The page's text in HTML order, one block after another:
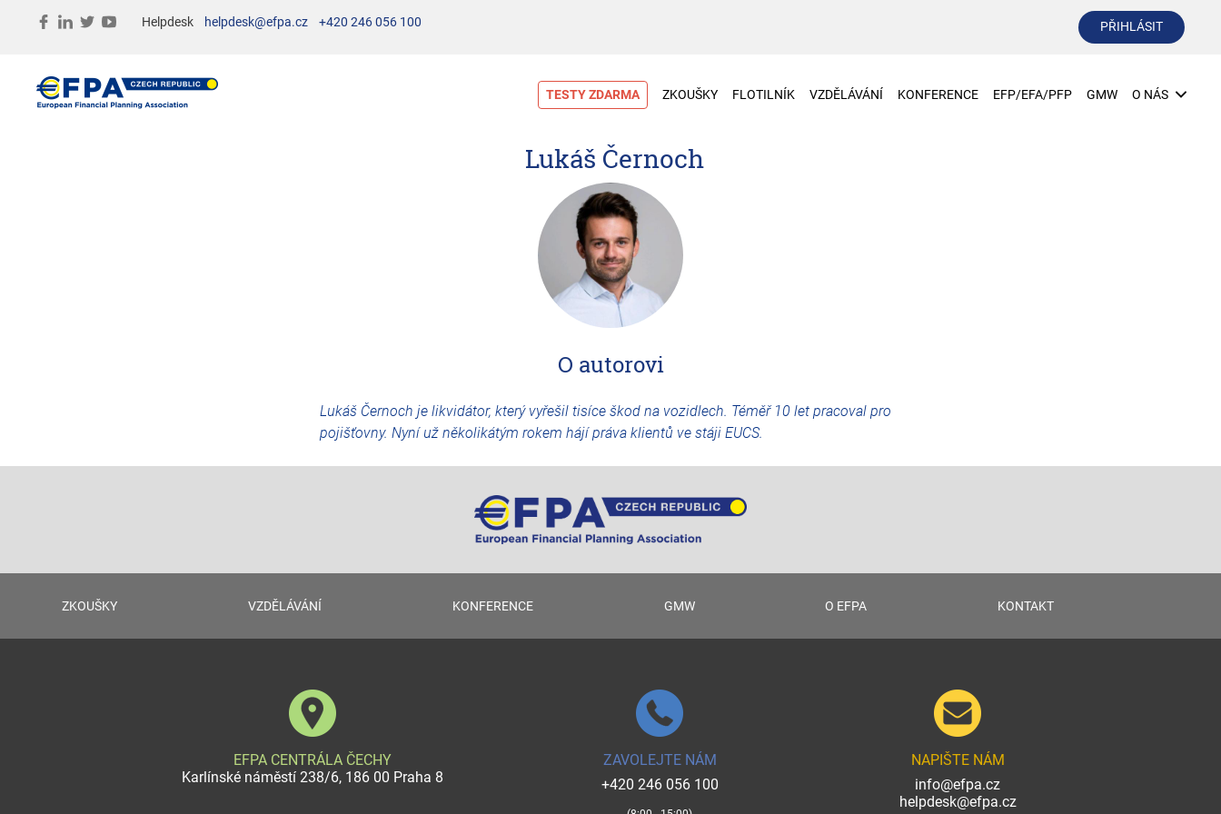
Helpdesk helpdesk@efpa.cz +420 246 056 100 PŘIHLÁSIT
TESTY ZDARMA ZKOUŠKY FLOTILNÍK VZDĚLÁVÁNÍ KONFERENCE EFP/EFA/PFP GMW O NÁS
Lukáš Černoch
O autorovi
Lukáš Černoch je likvidátor, který vyřešil tisíce škod na vozidlech. Téměř 10 let pracoval pro
pojišťovny. Nyní už několikátým rokem hájí práva klientů ve stáji EUCS.
ZKOUŠKY VZDĚLÁVÁNÍ KONFERENCE GMW O EFPA KONTAKT
EFPA CENTRÁLA ČECHY
Karlínské náměstí 238/6, 186 00 Praha 8
ZAVOLEJTE NÁM
+420 246 056 100
NAPIŠTE NÁM
info@efpa.cz
helpdesk@efpa.cz